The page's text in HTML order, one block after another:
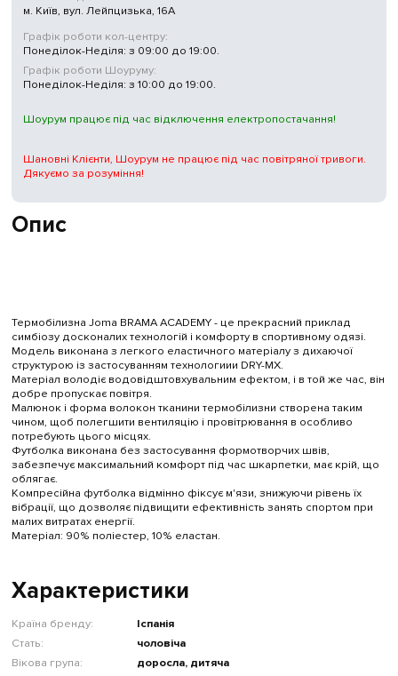
Опис
Термобілизна Joma BRAMA ACADEMY - це прекрасний приклад
симбіозу досконалих технологій і комфорту в спортивному одязі.
Модель виконана з легкого еластичного матеріалу з дихаючої
структурою із застосуванням технологиии DRY-MX.
Матеріал володіє водовідштовхувальним ефектом, і в той же час, він
добре пропускає повітря.
Малюнок і форма волокон тканини термобілизни створена таким
чином, щоб полегшити вентиляцію і провітрювання в особливо
потребують цього місцях.
Футболка виконана без застосування формотворчих швів,
забезпечує максимальний комфорт під час шкарпетки, має крій, що
облягає.
Компресійна футболка відмінно фіксує м'язи, знижуючи рівень їх
вібрації, що дозволяє підвищити ефективність занять спортом при
малих витратах енергії.
Матеріал: 90% поліестер, 10% еластан.
Характеристики
Країна бренду:
Іспанія
Стать:
чоловіча
Вікова група:
доросла, дитяча
м. Київ, вул. Лейпцизька, 16А
Графік роботи кол-центру:
Понеділок-Неділя: з 09:00 до 19:00.
Графік роботи Шоуруму:
Понеділок-Неділя: з 10:00 до 19:00.
Шоурум працює під час відключення електропостачання!
Шановні Клієнти, Шоурум не працює під час повітряної тривоги.
Дякуємо за розуміння!